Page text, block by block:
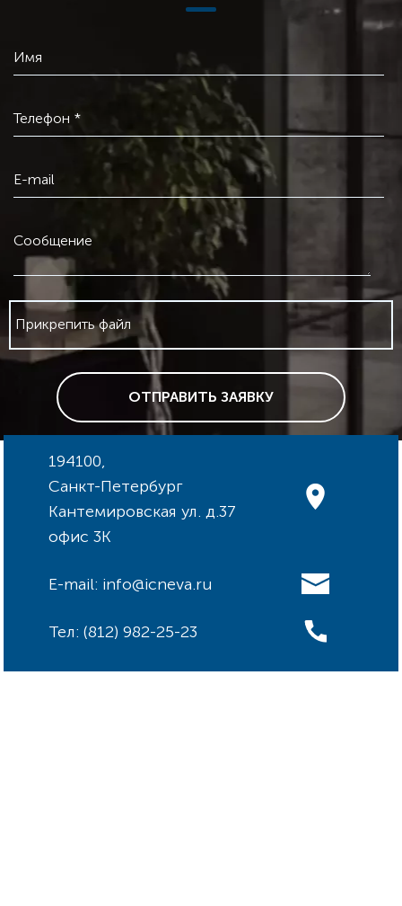
чугун с катафорезным
Максимально допустимое давление на входе:
бар
130 - 180
Размер всасывающего патрубка:
G 1" , G 1 1/2"
Размер напорного патрубка:G 1" , G 1 1/2"
Материал рабочего колеса: композит PES/PP
Номинальная мощность - Р2:32 - 500 Вт
Частота питающей сети: 50 Гц
Номинальное напряжение:1 x 230 В, 3 х 380 В
Номинальный ток:
0,15 - 2,5 А
Степень защиты (IEC 34-5):IP44
Класс изоляции (IEC 85):H
Имя
Телефон *
E-mail
Сообщение
Прикрепить файл
ОТПРАВИТЬ ЗАЯВКУ
194100,
Санкт-Петербург
Кантемировская ул. д.37
офис 3К
E-mail: info@icneva.ru
Тел: (812) 982-25-23